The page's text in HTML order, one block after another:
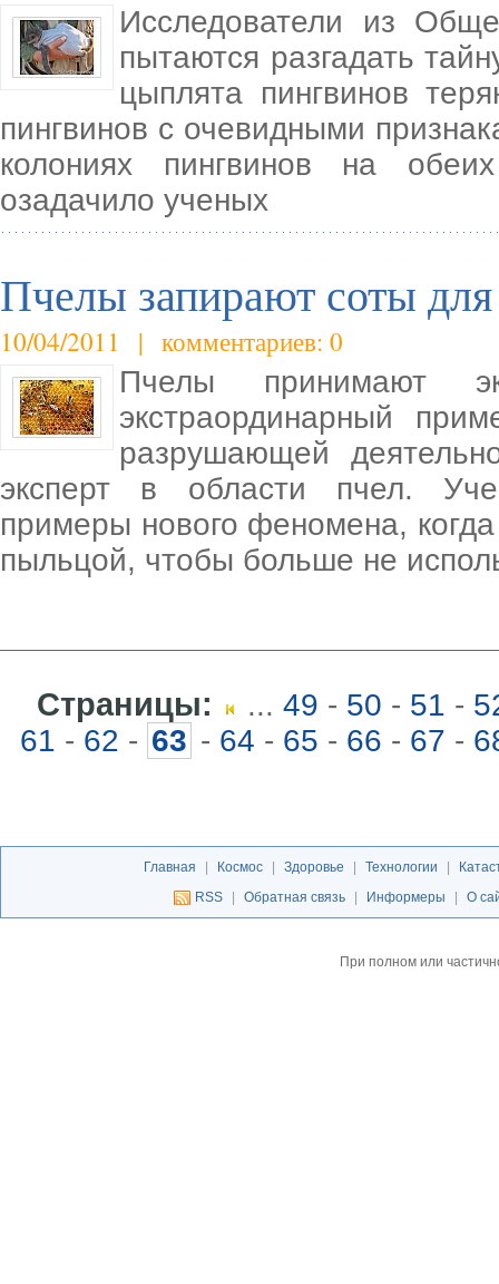
Исследователи из
пытаются разгадать
цыплята пингвинов
пингвинов с очевидными
колониях пингвинов на
озадачило ученых
Пчелы запирают соты
10/04/2011 | комментариев: 0
Пчелы принимают
экстраординарный
разрушающей
эксперт в области пчел.
примеры нового феномена,
пыльцой, чтобы больше не
Страницы: ... 49 - 50 - 51 -
61 - 62 - 63 - 64 - 65 - 66 - 67 -
Главная Космос Здоровье Технологии
RSS
Обратная связь Информеры О
При полном или